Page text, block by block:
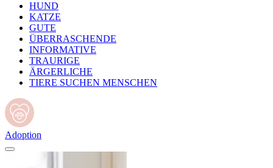
HUND
KATZE
GUTE
ÜBERRASCHENDE
INFORMATIVE
TRAURIGE
ÄRGERLICHE
TIERE SUCHEN MENSCHEN
Adoption